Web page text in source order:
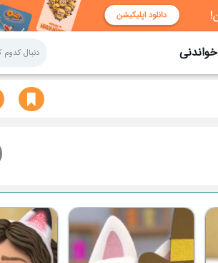
خواندنی